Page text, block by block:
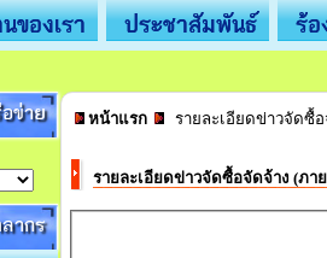
ของเรา ประชาสัมพันธ์ ร้
ข่าย
ากร
หน้าแรก รายละเอียดข่าวจัดซื้
รายละเอียดข่าวจัดซื้อจัดจ้าง (ภา